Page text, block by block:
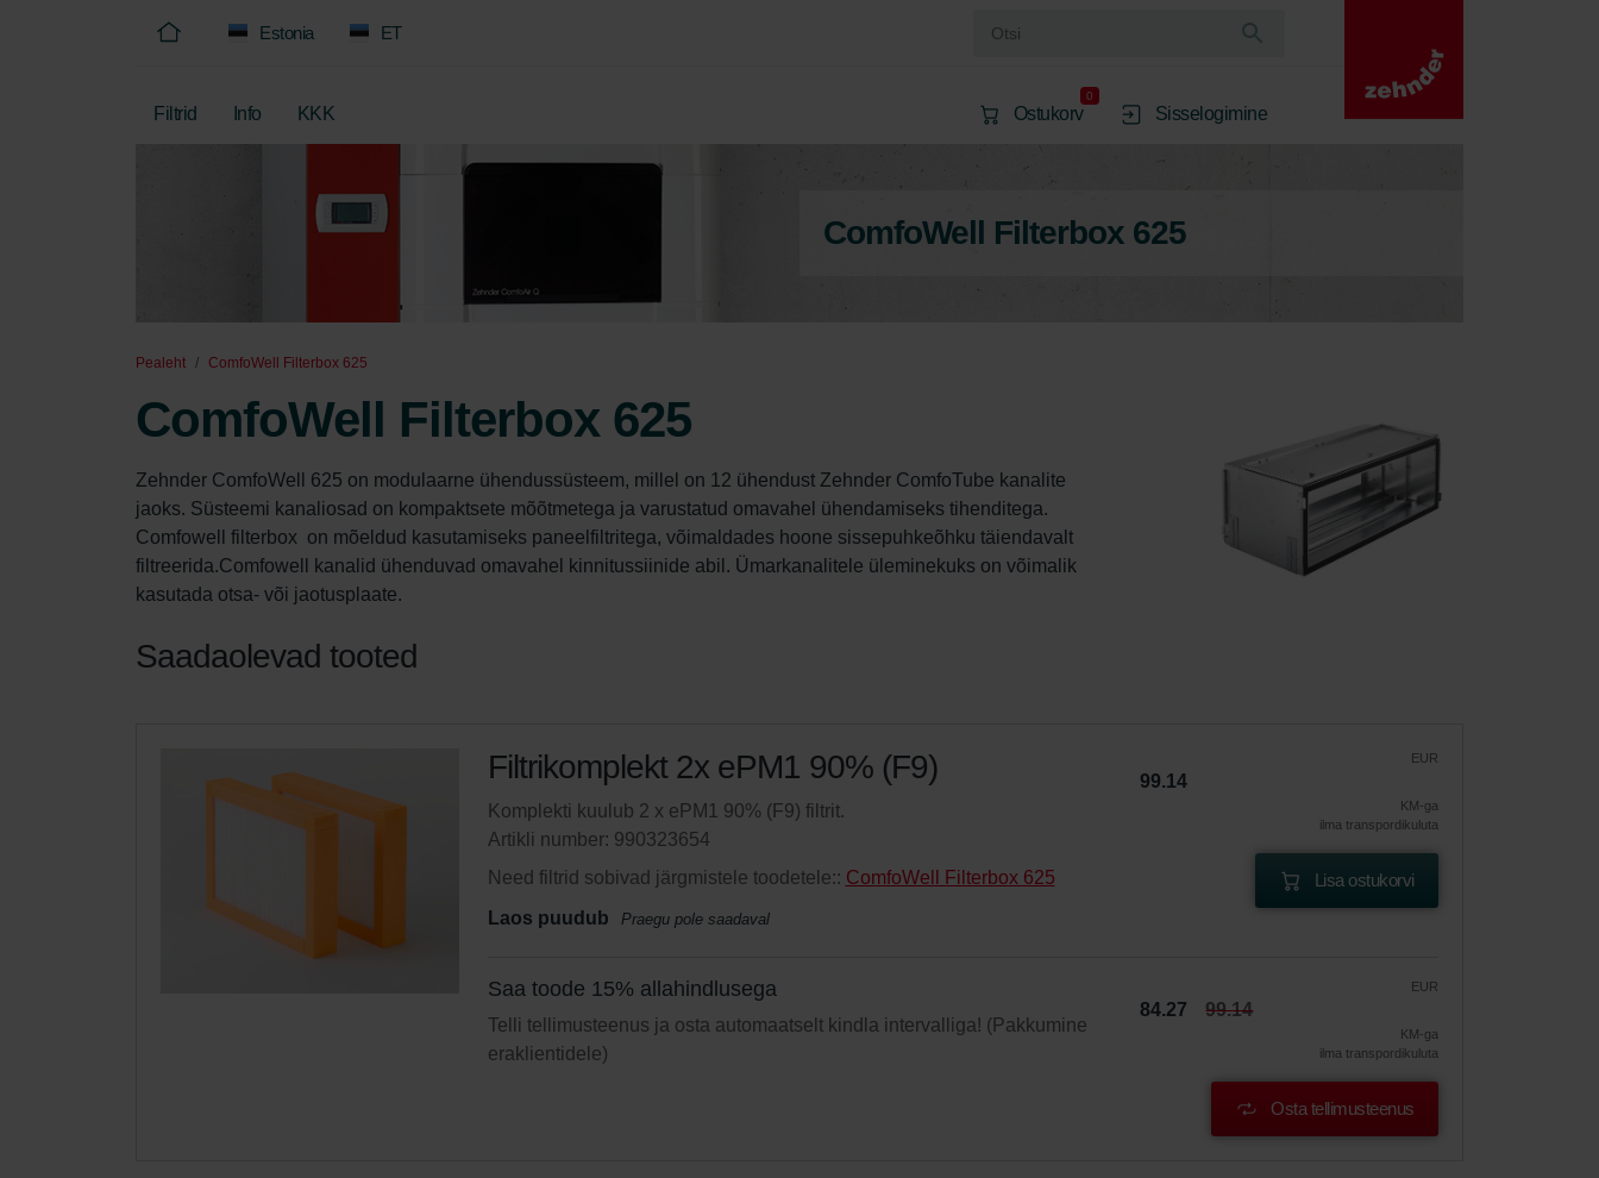
Estonia ET
Filtrid Info KKK Ostukorv
0
Sisselogimine
ComfoWell Filterbox 625
Pealeht ComfoWell Filterbox 625
ComfoWell Filterbox 625
Zehnder ComfoWell 625 on modulaarne ühendussüsteem, millel on 12 ühendust Zehnder ComfoTube kanalite
jaoks. Süsteemi kanaliosad on kompaktsete mõõtmetega ja varustatud omavahel ühendamiseks tihenditega.
Comfowell filterbox  on mõeldud kasutamiseks paneelfiltritega, võimaldades hoone sissepuhkeõhku täiendavalt
filtreerida.Comfowell kanalid ühenduvad omavahel kinnitussiinide abil. Ümarkanalitele üleminekuks on võimalik
kasutada otsa- või jaotusplaate.
Saadaolevad tooted
Filtrikomplekt 2x ePM1 90% (F9)
Komplekti kuulub 2 x ePM1 90% (F9) filtrit.
Artikli number: 990323654
Need filtrid sobivad järgmistele toodetele:: ComfoWell Filterbox 625
Laos puudub
Praegu pole saadaval
EUR
99.14
KM-ga
ilma transpordikuluta
Lisa ostukorvi
Saa toode 15% allahindlusega
Telli tellimusteenus ja osta automaatselt kindla intervalliga! (Pakkumine
eraklientidele)
EUR
84.27 99.14
KM-ga
ilma transpordikuluta
Osta tellimusteenus